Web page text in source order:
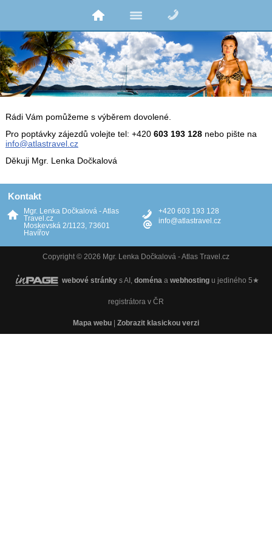
Rádi Vám pomůžeme s výběrem dovolené.
Pro poptávky zájezdů volejte tel: +420 603 193 128nebo pište na
info@atlastravel.cz
Děkuji Mgr. Lenka Dočkalová
Kontakt
Mgr. Lenka Dočkalová - Atlas
Travel.cz
Moskevská 2/1123, 73601
Havířov
+420 603 193 128
info@atlastravel.cz
Copyright © 2026 Mgr. Lenka Dočkalová - Atlas Travel.cz
webové stránky s AI, doména a webhosting u jediného 5★
registrátora v ČR
Mapa webu Zobrazit klasickou verzi